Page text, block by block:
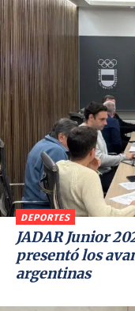
DEPORTES
JADAR Junior
presentó los
argentinas